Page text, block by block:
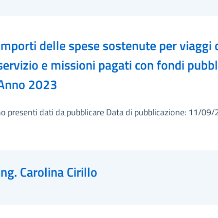
delle spese sostenute per viaggi
e missioni pagati con fondi
2023
presenti dati da pubblicare Data di pubblicazione: 11/
Carolina Cirillo